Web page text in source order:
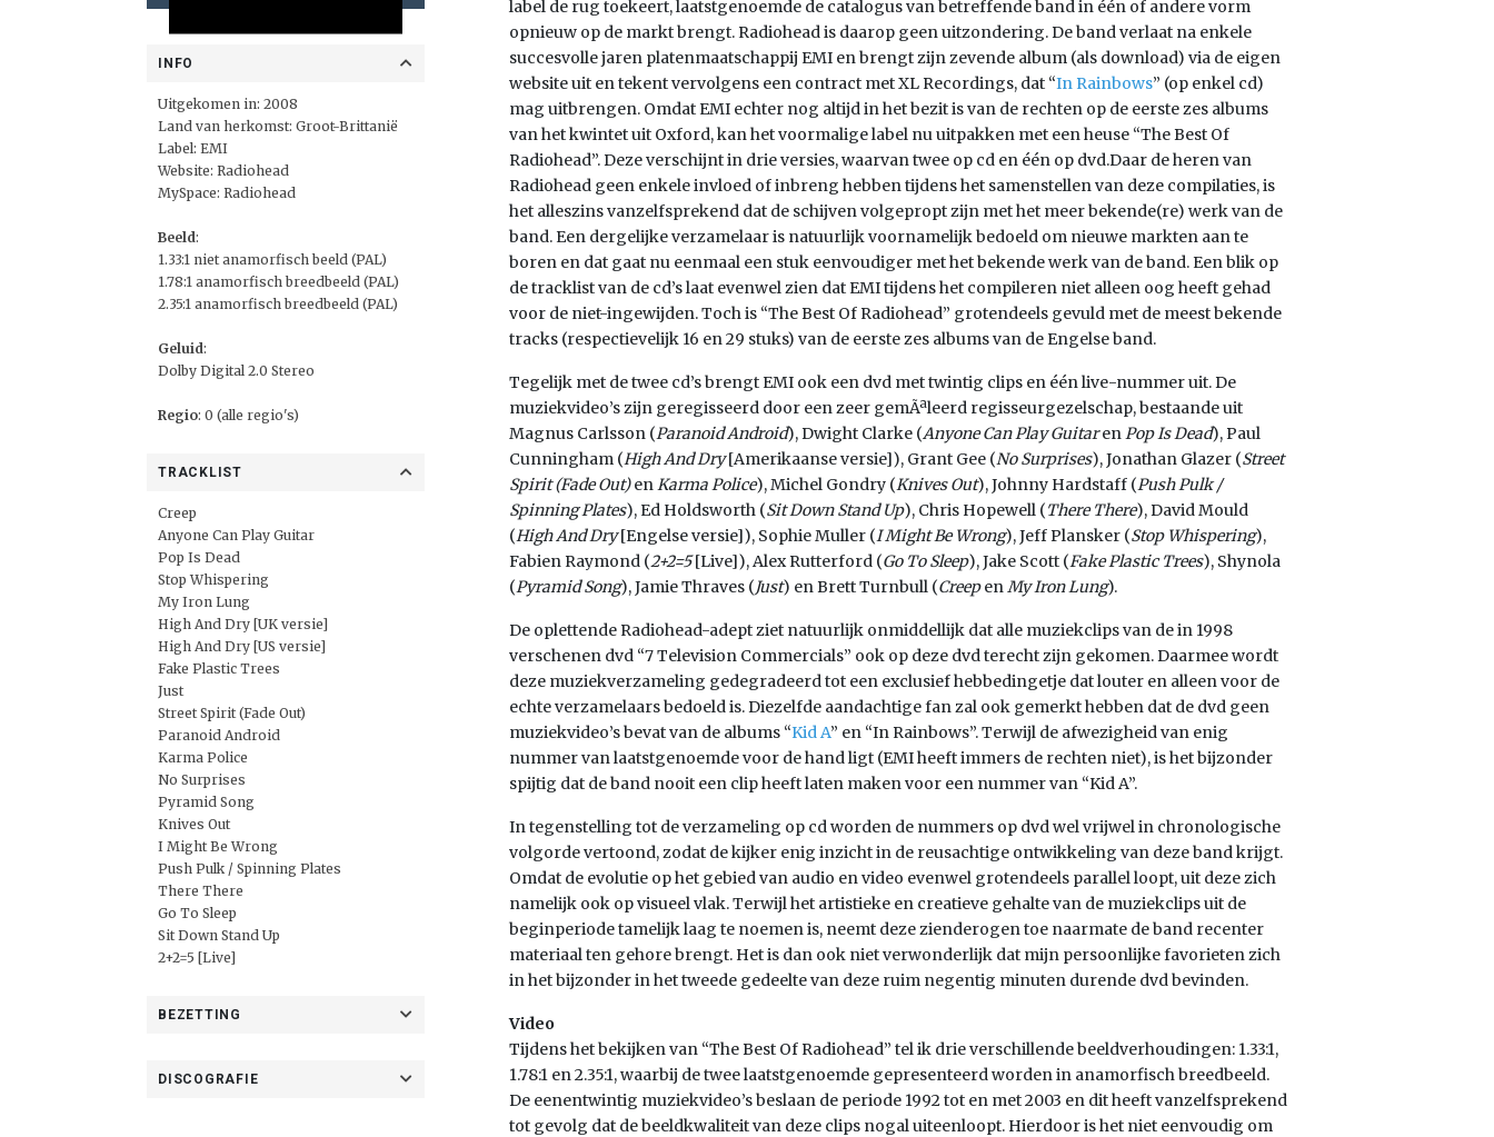
INFO
Uitgekomen in: 2008
Land van herkomst: Groot-Brittanië
Label: EMI
Website: Radiohead
MySpace: Radiohead
Beeld:
1.33:1 niet anamorfisch beeld (PAL)
1.78:1 anamorfisch breedbeeld (PAL)
2.35:1 anamorfisch breedbeeld (PAL)
Geluid:
Dolby Digital 2.0 Stereo
Regio: 0 (alle regio's)
TRACKLIST
Creep
Anyone Can Play Guitar
Pop Is Dead
Stop Whispering
My Iron Lung
High And Dry [UK versie]
High And Dry [US versie]
Fake Plastic Trees
Just
Street Spirit (Fade Out)
Paranoid Android
Karma Police
No Surprises
Pyramid Song
Knives Out
I Might Be Wrong
Push Pulk / Spinning Plates
There There
Go To Sleep
Sit Down Stand Up
2+2=5 [Live]
BEZETTING
DISCOGRAFIE
label de rug toekeert, laatstgenoemde de catalogus van betreffende band in één of andere vorm
opnieuw op de markt brengt. Radiohead is daarop geen uitzondering. De band verlaat na enkele
succesvolle jaren platenmaatschappij EMI en brengt zijn zevende album (als download) via de eigen
website uit en tekent vervolgens een contract met XL Recordings, dat “In Rainbows” (op enkel cd)
mag uitbrengen. Omdat EMI echter nog altijd in het bezit is van de rechten op de eerste zes albums
van het kwintet uit Oxford, kan het voormalige label nu uitpakken met een heuse “The Best Of
Radiohead”. Deze verschijnt in drie versies, waarvan twee op cd en één op dvd.Daar de heren van
Radiohead geen enkele invloed of inbreng hebben tijdens het samenstellen van deze compilaties, is
het alleszins vanzelfsprekend dat de schijven volgepropt zijn met het meer bekende(re) werk van de
band. Een dergelijke verzamelaar is natuurlijk voornamelijk bedoeld om nieuwe markten aan te
boren en dat gaat nu eenmaal een stuk eenvoudiger met het bekende werk van de band. Een blik op
de tracklist van de cd’s laat evenwel zien dat EMI tijdens het compileren niet alleen oog heeft gehad
voor de niet-ingewijden. Toch is “The Best Of Radiohead” grotendeels gevuld met de meest bekende
tracks (respectievelijk 16 en 29 stuks) van de eerste zes albums van de Engelse band.
Tegelijk met de twee cd’s brengt EMI ook een dvd met twintig clips en één live-nummer uit. De
muziekvideo’s zijn geregisseerd door een zeer gemÃªleerd regisseurgezelschap, bestaande uit
Magnus Carlsson (Paranoid Android), Dwight Clarke (Anyone Can Play GuitarenPop Is Dead), Paul
Cunningham (High And Dry[Amerikaanse versie]), Grant Gee (No Surprises), Jonathan Glazer (Street
Spirit (Fade Out)enKarma Police), Michel Gondry (Knives Out), Johnny Hardstaff (Push Pulk /
Spinning Plates), Ed Holdsworth (Sit Down Stand Up), Chris Hopewell (There There), David Mould
(High And Dry[Engelse versie]), Sophie Muller (I Might Be Wrong), Jeff Plansker (Stop Whispering),
Fabien Raymond (2+2=5[Live]), Alex Rutterford (Go To Sleep), Jake Scott (Fake Plastic Trees), Shynola
(Pyramid Song), Jamie Thraves (Just) en Brett Turnbull (CreepenMy Iron Lung).
De oplettende Radiohead-adept ziet natuurlijk onmiddellijk dat alle muziekclips van de in 1998
verschenen dvd “7 Television Commercials” ook op deze dvd terecht zijn gekomen. Daarmee wordt
deze muziekverzameling gedegradeerd tot een exclusief hebbedingetje dat louter en alleen voor de
echte verzamelaars bedoeld is. Diezelfde aandachtige fan zal ook gemerkt hebben dat de dvd geen
muziekvideo’s bevat van de albums “Kid A” en “In Rainbows”. Terwijl de afwezigheid van enig
nummer van laatstgenoemde voor de hand ligt (EMI heeft immers de rechten niet), is het bijzonder
spijtig dat de band nooit een clip heeft laten maken voor een nummer van “Kid A”.
In tegenstelling tot de verzameling op cd worden de nummers op dvd wel vrijwel in chronologische
volgorde vertoond, zodat de kijker enig inzicht in de reusachtige ontwikkeling van deze band krijgt.
Omdat de evolutie op het gebied van audio en video evenwel grotendeels parallel loopt, uit deze zich
namelijk ook op visueel vlak. Terwijl het artistieke en creatieve gehalte van de muziekclips uit de
beginperiode tamelijk laag te noemen is, neemt deze zienderogen toe naarmate de band recenter
materiaal ten gehore brengt. Het is dan ook niet verwonderlijk dat mijn persoonlijke favorieten zich
in het bijzonder in het tweede gedeelte van deze ruim negentig minuten durende dvd bevinden.
Video
Tijdens het bekijken van “The Best Of Radiohead” tel ik drie verschillende beeldverhoudingen: 1.33:1,
1.78:1 en 2.35:1, waarbij de twee laatstgenoemde gepresenteerd worden in anamorfisch breedbeeld.
De eenentwintig muziekvideo’s beslaan de periode 1992 tot en met 2003 en dit heeft vanzelfsprekend
tot gevolg dat de beeldkwaliteit van deze clips nogal uiteenloopt. Hierdoor is het niet eenvoudig om